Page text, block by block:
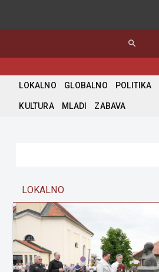
search
LOKALNO GLOBALNO POLITIKA
KULTURA MLADI ZABAVA
LOKALNO